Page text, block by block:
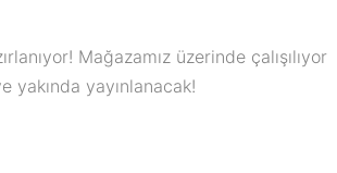
Mağazamız üzerinde çalışılıyor
yakında yayınlanacak!